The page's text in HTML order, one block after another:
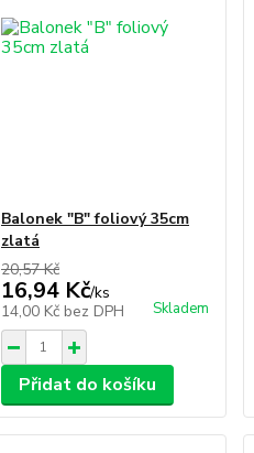
Balonek "B" foliový 35cm
zlatá
20,57 Kč
16,94 Kč/ks
14,00 Kč bez DPH Skladem
Přidat do košíku